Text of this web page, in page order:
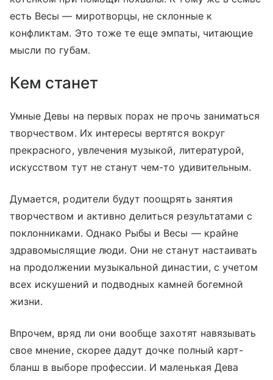
есть Весы — миротворцы, не склонные к
конфликтам. Это тоже те еще эмпаты, читающие
мысли по губам.
Кем станет
Умные Девы на первых порах не прочь заниматься
творчеством. Их интересы вертятся вокруг
прекрасного, увлечения музыкой, литературой,
искусством тут не станут чем-то удивительным.
Думается, родители будут поощрять занятия
творчеством и активно делиться результатами с
поклонниками. Однако Рыбы и Весы — крайне
здравомыслящие люди. Они не станут настаивать
на продолжении музыкальной династии, с учетом
всех искушений и подводных камней богемной
жизни.
Впрочем, вряд ли они вообще захотят навязывать
свое мнение, скорее дадут дочке полный карт-
бланш в выборе профессии. И маленькая Дева